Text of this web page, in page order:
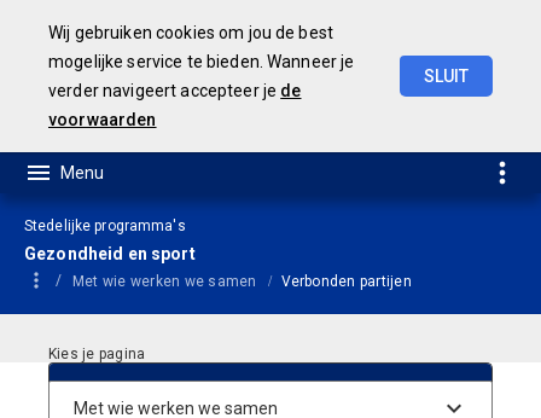
Wij gebruiken cookies om jou de best
mogelijke service te bieden. Wanneer je
verder navigeert accepteer je de
voorwaarden
SLUIT
Stedelijke programma's
Gezondheid en sport
Met wie werken we samen Verbonden partijen
Sportbedrijf Arnhem